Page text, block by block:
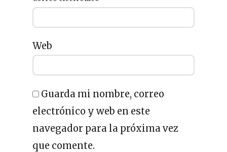
Web
Guarda mi nombre, correo
electrónico y web en este
navegador para la próxima vez
que comente.